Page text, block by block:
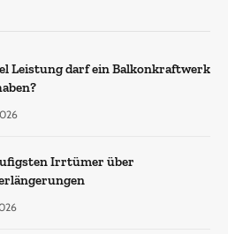
Leistung darf ein Balkonkraftwerk
Irrtümer über